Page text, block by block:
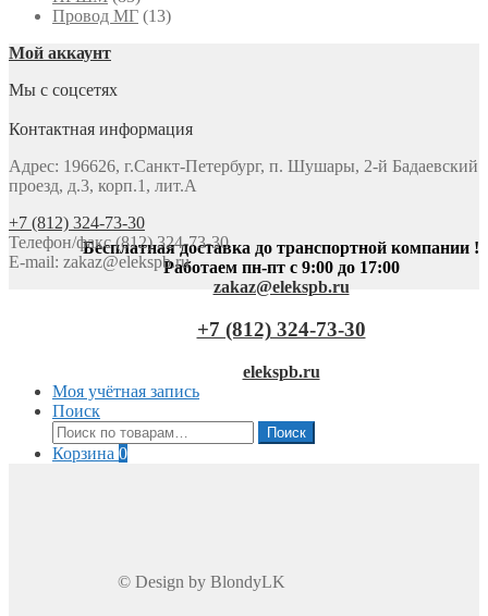
Провод МГ (13)
Мой аккаунт
Мы с соцсетях
Контактная информация
Адрес: 196626, г.Санкт-Петербург, п. Шушары, 2-й Бадаевский
проезд, д.3, корп.1, лит.А
+7 (812) 324-73-30
Телефон/факс (812) 324-73-30
E-mail: zakaz@elekspb.ru
Бесплатная доставка до транспортной компании !
Работаем пн-пт с 9:00 до 17:00
zakaz@elekspb.ru
+7 (812) 324-73-30
elekspb.ru
Моя учётная запись
Поиск
Искать:
Поиск
Корзина 0
© Design by BlondyLK